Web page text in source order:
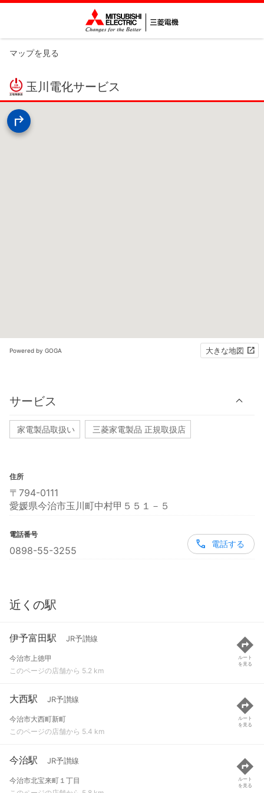
マップを見る
玉川電化サービス
Powered by GOGA 大きな地図
サービス
家電製品取扱い 三菱家電製品 正規取扱店
住所
〒794-0111
愛媛県今治市玉川町中村甲５５１－５
電話番号
0898-55-3255
電話する
近くの駅
伊予富田駅 JR予讃線
今治市上徳甲
このページの店舗から 5.2 km
ルート
を見る
大西駅 JR予讃線
今治市大西町新町
このページの店舗から 5.4 km
ルート
を見る
今治駅 JR予讃線
今治市北宝来町１丁目
ルート
を見る